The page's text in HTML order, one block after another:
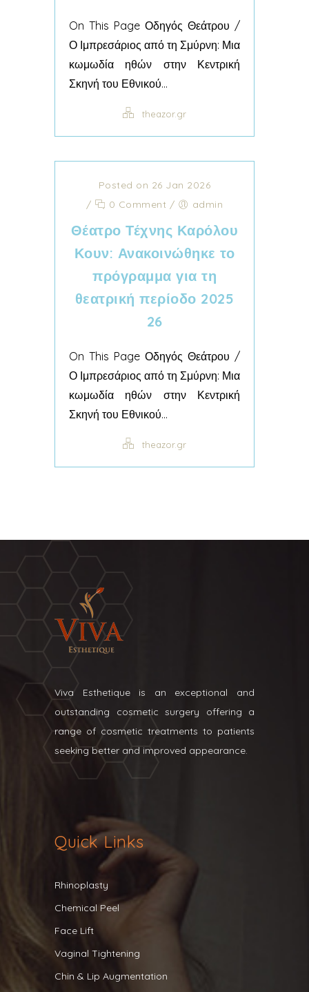
On This Page Οδηγός Θεάτρου /
Ο Ιμπρεσάριος από τη Σμύρνη: Μια
κωμωδία ηθών στην Κεντρική
Σκηνή του Εθνικού...
theazor.gr
Posted on 26 Jan 2026
/
0 Comment / admin
Θέατρο Τέχνης Καρόλου
Κουν: Ανακοινώθηκε το
πρόγραμμα για τη
θεατρική περίοδο 2025
26
On This Page Οδηγός Θεάτρου /
Ο Ιμπρεσάριος από τη Σμύρνη: Μια
κωμωδία ηθών στην Κεντρική
Σκηνή του Εθνικού...
theazor.gr
Viva Esthetique is an exceptional and
outstanding cosmetic surgery offering a
range of cosmetic treatments to patients
seeking better and improved appearance.
Quick Links
Rhinoplasty
Chemical Peel
Face Lift
Vaginal Tightening
Chin & Lip Augmentation